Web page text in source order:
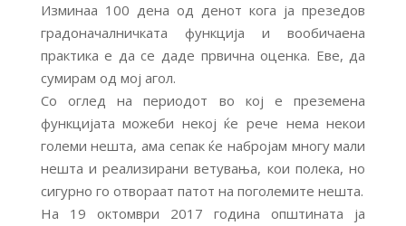
Изминаа 100 дена од денот кога ја презедов
градоначалничката функција и вообичаена
практика е да се даде првична оценка. Еве, да
сумирам од мој агол.
Со оглед на периодот во кој е преземена
функцијата можеби некој ќе рече нема некои
големи нешта, ама сепак ќе набројам многу мали
нешта и реализирани ветувања, кои полека, но
сигурно го отвораат патот на поголемите нешта.
На 19 октомври 2017 година општината ја